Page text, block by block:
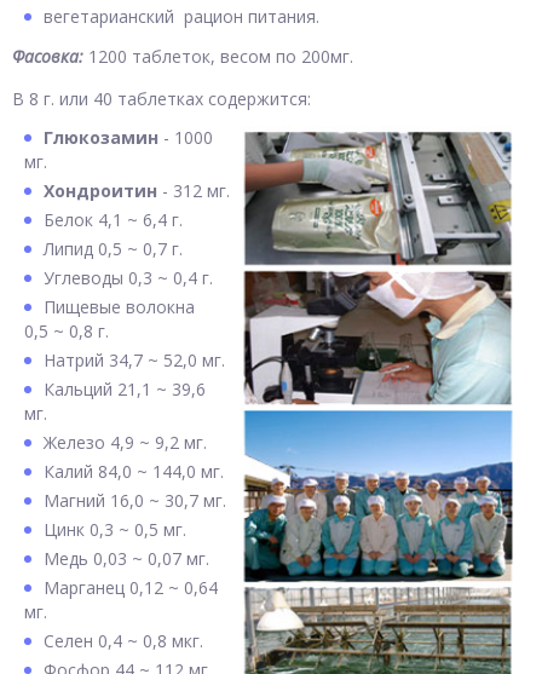
вегетарианский рацион питания.
Фасовка: 1200 таблеток, весом по 200мг.
В 8 г. или 40 таблетках содержится:
Глюкозамин - 1000
мг.
Хондроитин - 312 мг.
Белок 4,1 ~ 6,4 г.
Липид 0,5 ~ 0,7 г.
Углеводы 0,3 ~ 0,4 г.
Пищевые волокна
0,5 ~ 0,8 г.
Натрий 34,7 ~ 52,0 мг.
Кальций 21,1 ~ 39,6
мг.
Железо 4,9 ~ 9,2 мг.
Калий 84,0 ~ 144,0 мг.
Магний 16,0 ~ 30,7 мг.
Цинк 0,3 ~ 0,5 мг.
Медь 0,03 ~ 0,07 мг.
Марганец 0,12 ~ 0,64
мг.
Селен 0,4 ~ 0,8 мкг.